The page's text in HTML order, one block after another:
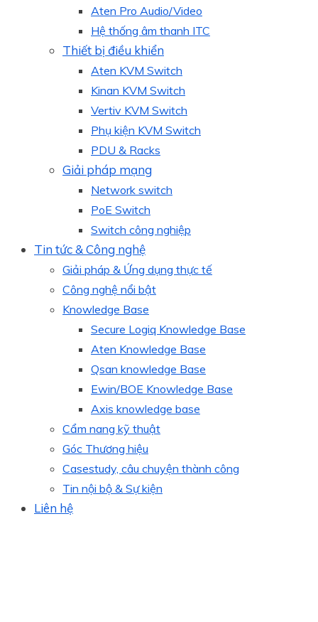
Aten Pro Audio/Video
Hệ thống âm thanh ITC
Thiết bị điều khiển
Aten KVM Switch
Kinan KVM Switch
Vertiv KVM Switch
Phụ kiện KVM Switch
PDU & Racks
Giải pháp mạng
Network switch
PoE Switch
Switch công nghiệp
Tin tức & Công nghệ
Giải pháp & Ứng dụng thực tế
Công nghệ nổi bật
Knowledge Base
Secure Logiq Knowledge Base
Aten Knowledge Base
Qsan knowledge Base
Ewin/BOE Knowledge Base
Axis knowledge base
Cẩm nang kỹ thuật
Góc Thương hiệu
Casestudy, câu chuyện thành công
Tin nội bộ & Sự kiện
Liên hệ